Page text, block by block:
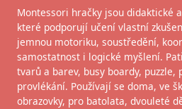
Montessori hračky jsou didaktické
které podporují učení vlastní
jemnou motoriku, soustředění,
samostatnost i logické myšlení.
tvarů a barev, busy boardy, puzzle,
provlékání. Používají se doma, ve
obrazovky, pro batolata, dvouleté